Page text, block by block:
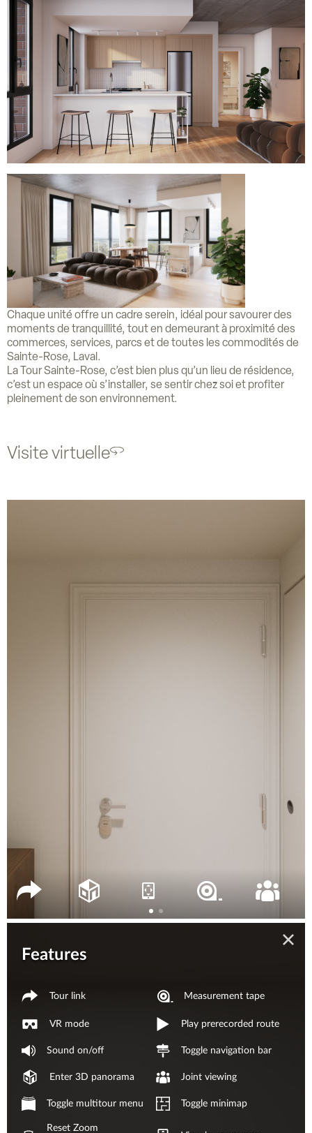
Chaque unité offre un cadre serein, idéal pour savourer des
moments de tranquillité, tout en demeurant à proximité des
commerces, services, parcs et de toutes les commodités de
Sainte-Rose, Laval.
La Tour Sainte-Rose, c’est bien plus qu’un lieu de résidence,
c’est un espace où s’installer, se sentir chez soi et profiter
pleinement de son environnement.
Visite virtuelle